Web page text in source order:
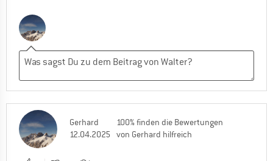
Gerhard
12.04.2025
100% finden die Bewertungen
von Gerhard hilfreich